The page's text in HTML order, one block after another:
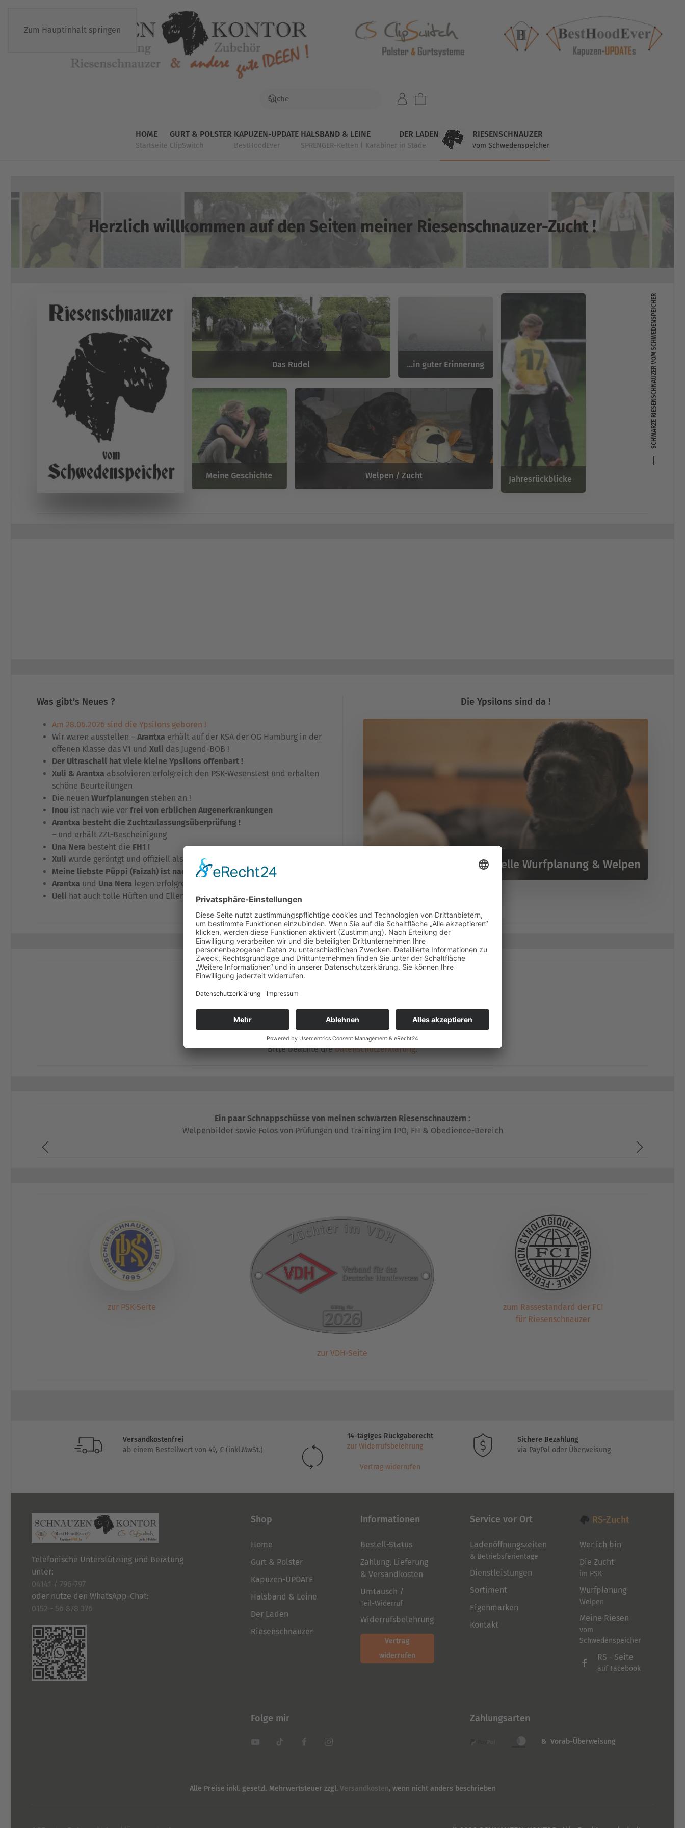
Zum Hauptinhalt springen
HOME
Startseite
GURT & POLSTER
ClipSwitch
KAPUZEN-UPDATE
BestHoodEver
HALSBAND & LEINE
SPRENGER-Ketten | Karabiner
DER LADEN
in Stade
RIESENSCHNAUZER
vom Schwedenspeicher
Herzlich willkommen auf den Seiten meiner Riesenschnauzer-Zucht !
Das Rudel …in guter Erinnerung
Meine Geschichte Welpen / Zucht Jahresrückblicke
SCHWARZE RIESENSCHNAUZER VOM SCHWEDENSPEICHER
Was gibt’s Neues ?
Am 28.06.2026 sind die Ypsilons geboren !
Wir waren ausstellen – Arantxa erhält auf der KSA der OG Hamburg in der
offenen Klasse das V1 und Xuli das Jugend-BOB !
Der Ultraschall hat viele kleine Ypsilons offenbart !
Xuli & Arantxa absolvieren erfolgreich den PSK-Wesenstest und erhalten
schöne Beurteilungen
Die neuen Wurfplanungen stehen an !
Inou ist nach wie vor frei von erblichen Augenerkrankungen
Arantxa besteht die Zuchtzulassungsüberprüfung !
– und erhält ZZL-Bescheinigung
Una Nera besteht die FH1 !
Xuli wurde geröntgt und offiziell als ED-frei
Meine liebste Püppi (Faizah) ist nach Hause gegangen
Arantxa und Una Nera legen erfolgreich die
Ueli hat auch tolle Hüften und Ellenbogen –HD-A1 & ED-0
Die Ypsilons sind da !
Aktuelle Wurfplanung & Welpen
Du möchtest gerne (wieder) einen Riesenschnauzer haben
Dann kannst Du mich gerne unter der folgenden Rufnummer erreichen :
04141 – 796-799
oder sende mir eine E-Mail an :
info@riesenschnauzer-vom-schwedenspeicher.de
Bitte beachte dieDatenschutzerklärung.
Ein paar Schnappschüsse von meinen schwarzen Riesenschnauzern :
Welpenbilder sowie Fotos von Prüfungen und Training im IPO, FH & Obedience-Bereich
zur PSK-Seite
zur VDH-Seite
zum Rassestandard der FCI
für Riesenschnauzer
Versandkostenfrei
ab einem Bestellwert von 49,-€ (inkl.MwSt.)
14-tägiges Rückgaberecht
zur Widerrufsbelehrung
Vertrag widerrufen
Sichere Bezahlung
via PayPal oder Überweisung
Telefonische Unterstützung und Beratung
unter:
04141 / 796-797
oder nutze den WhatsApp-Chat:
0152 - 56 878 376
Shop
Home
Gurt & Polster
Kapuzen-UPDATE
Halsband & Leine
Der Laden
Riesenschnauzer
Informationen
Bestell-Status
Zahlung, Lieferung
& Versandkosten
Umtausch /
Teil-Widerruf
Widerrufsbelehrung
Vertrag
widerrufen
Service vor Ort
Ladenöffnungszeiten
& Betriebsferientage
Dienstleistungen
Sortiment
Eigenmarken
Kontakt
RS-Zucht
Wer ich bin
Die Zucht
im PSK
Wurfplanung
Welpen
Meine Riesen
vom
Schwedenspeicher
RS - Seite
auf Facebook
Folge mir Zahlungsarten
& Vorab-Überweisung
Alle Preise inkl. gesetzl. Mehrwertsteuer zzgl. Versandkosten, wenn nicht anders beschrieben